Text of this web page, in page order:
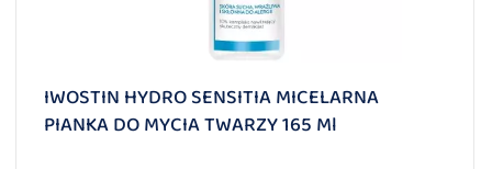
IWOSTIN HYDRO SENSITIA MICELARNA
PIANKA DO MYCIA TWARZY 165 Ml